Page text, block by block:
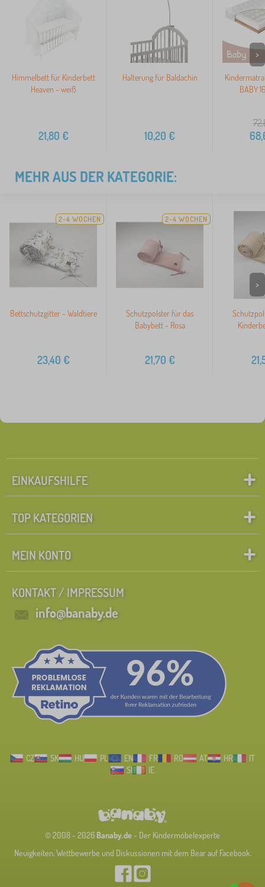
Himmelbett für Kinderbett
Heaven - weiß
21,80 €
Halterung für Baldachin
10,20 €
BABY
>
MEHR AUS DER KATEGORIE:
2-4 WOCHEN
Bettschutzgitter - Waldtiere
23,40 €
2-4 WOCHEN
Schutzpolster für das
Babybett - Rosa
21,70 €
>
EINKAUFSHILFE
TOP KATEGORIEN
MEIN KONTO
KONTAKT / IMPRESSUM
info@banaby.de
CZ SK HU PL EN FR RO AT HR
IT
SI
IE
© 2008 - 2026 Banaby.de- Der Kindermöbelexperte
Neuigkeiten, Wettbewerbe und Diskussionen mit dem Bear auf Facebook.